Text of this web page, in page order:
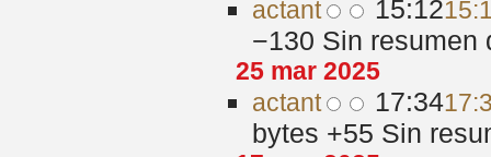
actant 15:12
−130 Sin resumen
25 mar 2025
actant 17:34
bytes +55 Sin